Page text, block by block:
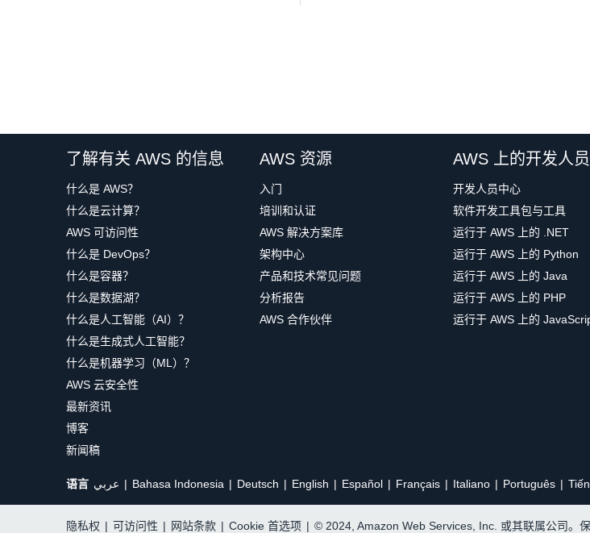
了解有关 AWS 的信息
什么是 AWS？
什么是云计算？
AWS 可访问性
什么是 DevOps？
什么是容器？
什么是数据湖？
什么是人工智能（AI）？
什么是生成式人工智能？
什么是机器学习（ML）？
AWS 云安全性
最新资讯
博客
新闻稿
AWS 资源
入门
培训和认证
AWS 解决方案库
架构中心
产品和技术常见问题
分析报告
AWS 合作伙伴
AWS 上的开发人员
开发人员中心
软件开发工具包与工具
运行于 AWS 上的 .NET
运行于 AWS 上的 Python
运行于 AWS 上的 Java
运行于 AWS 上的 PHP
运行于 AWS 上的
语言 عربي Bahasa Indonesia Deutsch English Español Français Italiano Português
隐私权 | 可访问性 | 网站条款 | Cookie 首选项 | © 2024, Amazon Web Services, Inc. 或其联属公司。保